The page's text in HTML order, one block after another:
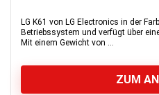
LG K61 von LG Electronics in der
Betriebssystem und verfügt über
Mit einem Gewicht von ...
ZUM